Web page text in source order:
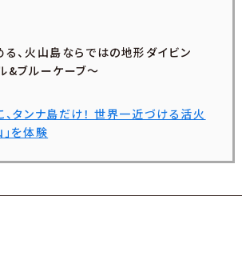
る、火山島ならではの地形ダイビン
&ブルーケーブ〜
、タンナ島だけ！ 世界一近づける活火
を体験